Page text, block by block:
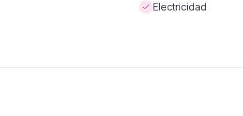
Electricidad